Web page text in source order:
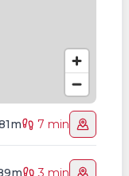
7 min
3 min